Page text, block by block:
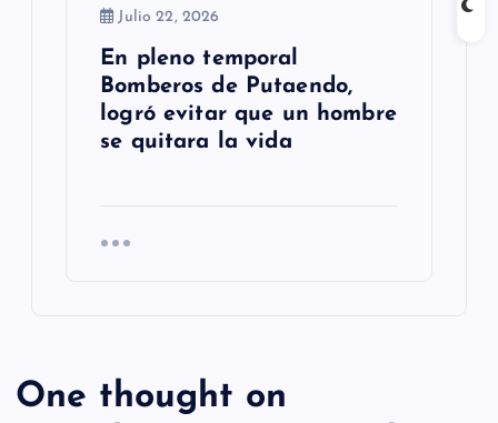
Julio 22, 2026
En pleno temporal
Bomberos de Putaendo,
logró evitar que un hombre
se quitara la vida
One thought on